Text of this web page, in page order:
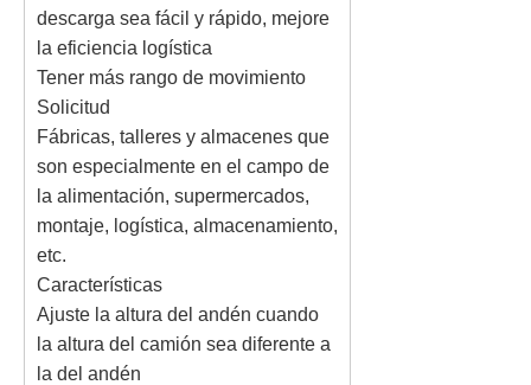
descarga sea fácil y rápido, mejore
la eficiencia logística
Tener más rango de movimiento
Solicitud
Fábricas, talleres y almacenes que
son especialmente en el campo de
la alimentación, supermercados,
montaje, logística, almacenamiento,
etc.
Características
Ajuste la altura del andén cuando
la altura del camión sea diferente a
la del andén